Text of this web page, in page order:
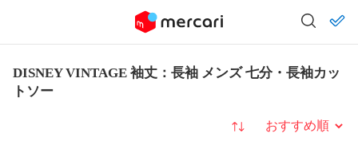
DISNEY VINTAGE 袖丈：長袖 メンズ 七分・長袖カッ
トソー
並び替え